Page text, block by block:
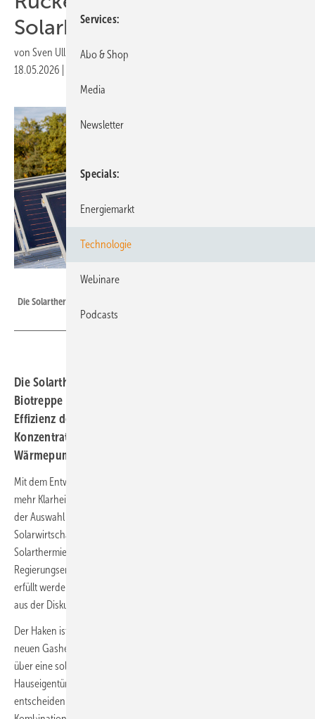
Solarheizungen?
von Sven Ullrich
18.05.2026
Die Solarthermie gilt als Erfüllungsoption für die Biotreppe.
Die Solarthermie gilt als Erfüllungsoption für die
Biotreppe beim Einbau von Gasheizungen. Doch die
Effizienz der Kollektoren spielt dabei keine Rolle. Die
Konzentration auf die Solarthermie könnte auch die
Wärmepumpe unterstützen.
Mit dem Entwurf des Gebäudemodernisierungsgesetzes kommt etwas
mehr Klarheit in die Regelungen, die Hauseigentümer in Zukunft bei
der Auswahl ihrer Heizungen einhalten müssen. Der Bundesverband
Solarwirtschaft (BSW-Solar) sieht sogar Rückenwind für die
Solarthermie. Denn die vorgesehene sogenannte Biotreppe kann laut
Regierungsentwurf auch durch den Einsatz von Solarkollektoren
erfüllt werden. Damit ist der Zwang zu Wasserstoff oder teurem Biogas
aus der Diskussion.
Der Haken ist, dass dann die Solarthermie zur Unterstützung von
neuen Gasheizungen werden könnte. Doch allein das Nachdenken
über eine solche Kombination könnte auch dazu führen, dass sich die
Hauseigentümer am Ende doch für eine nachhaltigere Lösung
entscheiden. Auch der BSW-Solar sieht die Solarthermie eher in
Services
Abo & Shop
Media
Newsletter
Specials
Energiemarkt
Technologie
Webinare
Podcasts